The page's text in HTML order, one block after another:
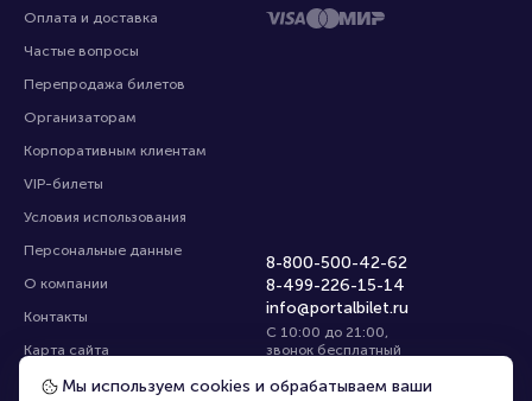
Оплата и доставка
Частые вопросы
Перепродажа билетов
Организаторам
Корпоративным клиентам
VIP-билеты
Условия использования
Персональные данные
О компании
Контакты
Карта сайта
Управление cookies
8-800-500-42-62
8-499-226-15-14
info@portalbilet.ru
С 10:00 до 21:00,
звонок бесплатный
Все площадки
Мы используем cookies и обрабатываем ваши